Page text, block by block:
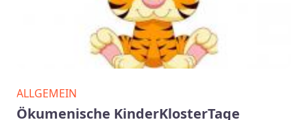
ALLGEMEIN
Ökumenische KinderKlosterTage